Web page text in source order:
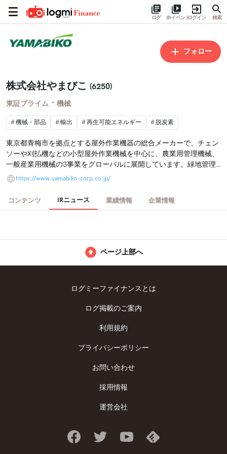
ログ IRイベントログイン 検索
フォロー
株式会社やまびこ (6250)
東証プライム ・ 機械
機械・部品 輸出 再生可能エネルギー 脱炭素
東京都青梅市を拠点とする屋外作業機器の総合メーカーで、チェン
ソーや刈払機などの小型屋外作業機械を中心に、農業用管理機械、
一般産業用機械の3事業をグローバルに展開しています。緑地管理
から農林業、街づくりまで、様々な屋外作業現場に製品とサービス
を提供しています。
https://www.yamabiko-corp.co.jp/
コンテンツ IRニュース 業績情報 企業情報
ページ上部へ
ログミーファイナンスとは
ログ掲載のご案内
利用規約
プライバシーポリシー
お問い合わせ
採用情報
運営会社